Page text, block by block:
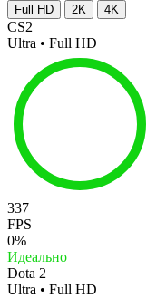
Full HD 2K 4K
CS2
Ultra • Full HD
337
FPS
0%
Идеально
Dota 2
Ultra • Full HD